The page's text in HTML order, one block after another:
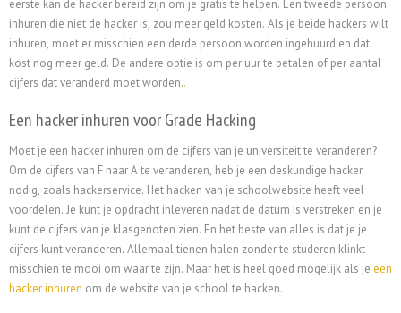
eerste kan de hacker bereid zijn om je gratis te helpen. Een tweede persoon
inhuren die niet de hacker is, zou meer geld kosten. Als je beide hackers wilt
inhuren, moet er misschien een derde persoon worden ingehuurd en dat
kost nog meer geld. De andere optie is om per uur te betalen of per aantal
cijfers dat veranderd moet worden..
Een hacker inhuren voor Grade Hacking
Moet je een hacker inhuren om de cijfers van je universiteit te veranderen?
Om de cijfers van F naar A te veranderen, heb je een deskundige hacker
nodig, zoals hackerservice. Het hacken van je schoolwebsite heeft veel
voordelen. Je kunt je opdracht inleveren nadat de datum is verstreken en je
kunt de cijfers van je klasgenoten zien. En het beste van alles is dat je je
cijfers kunt veranderen. Allemaal tienen halen zonder te studeren klinkt
misschien te mooi om waar te zijn. Maar het is heel goed mogelijk als je een
hacker inhuren om de website van je school te hacken.